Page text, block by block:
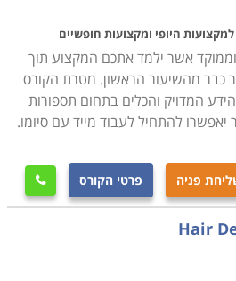
מבטיחה לאיש המקצוע לשמר את
לתחום. שחיקה היאמנת חלקו
שחיקה בעבודה היומיומית
אלו, וכך להקפיד לשמור את
בענף.
ומשתנים בהתאם לטרנדים
היתר נלמדים גם תספורות
טכניקות צביעת שיער
אשר ילמד אתכם המקצוע תוך
כבר מהשיעור הראשון. מטרת הקורס
המדויק והכלים בתחום תספורות
להתחיל לעבוד מייד עם סיומו.
פניה פרטי הקורס 
Hair